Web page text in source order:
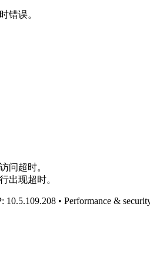
错误。
问超时。
出现超时。
: 10.5.109.208 • Performance &